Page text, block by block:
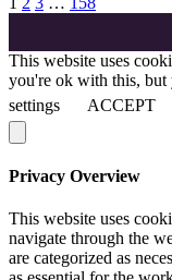
This website uses
you're ok with this,
settings
ACCEPT
Privacy Overview
This website uses
navigate through the
are categorized as